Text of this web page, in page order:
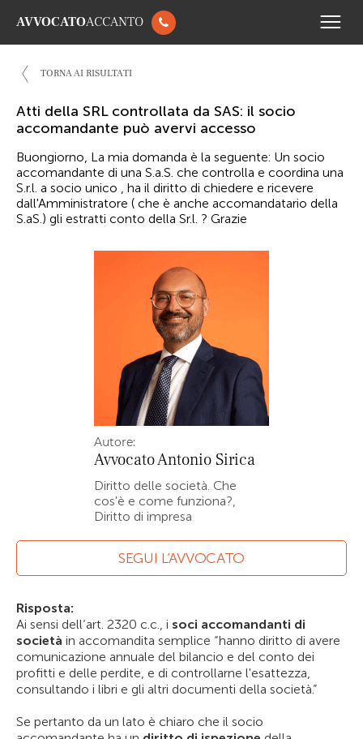
AVVOCATOACCANTO
TORNA AI RISULTATI
Atti della SRL controllata da SAS: il socio
accomandante può avervi accesso
Buongiorno, La mia domanda è la seguente: Un socio
accomandante di una S.a.S. che controlla e coordina una
S.r.l. a socio unico , ha il diritto di chiedere e ricevere
dall'Amministratore ( che è anche accomandatario della
S.aS.) gli estratti conto della Sr.l. ? Grazie
Autore:
AvvocatoAntonio Sirica
Diritto delle società. Che
cos'è e come funziona?,
Diritto di impresa
SEGUI L’AVVOCATO
Risposta:
Ai sensi dell’art. 2320 c.c., i soci accomandanti di
società in accomandita semplice “hanno diritto di avere
comunicazione annuale del bilancio e del conto dei
profitti e delle perdite, e di controllarne l'esattezza,
consultando i libri e gli altri documenti della società.”
Se pertanto da un lato è chiaro che il socio